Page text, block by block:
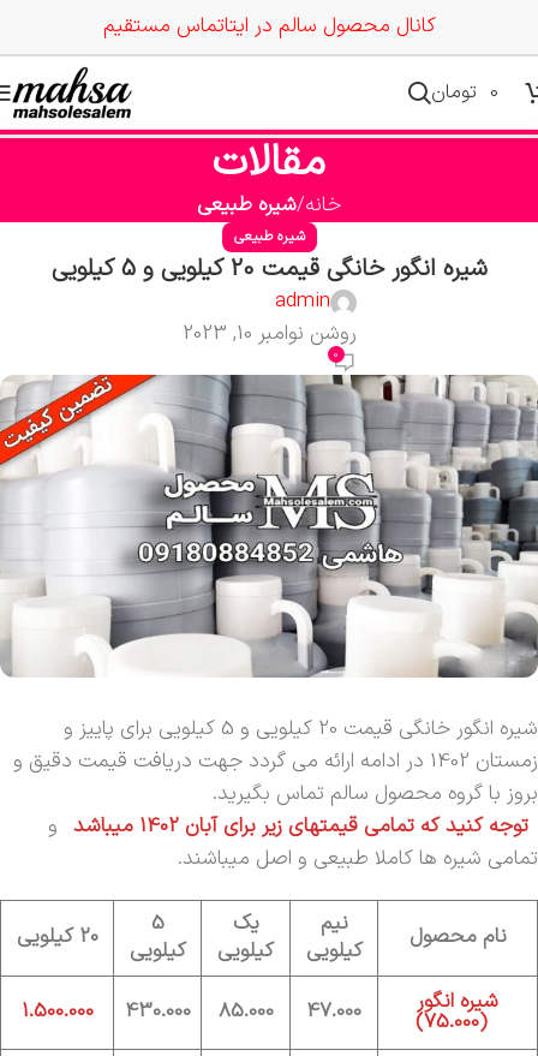
کانال محصول سالم در ایتاتماس مستقیم
0 تومان
مقالات
خانه شیره طبیعی
شیره طبیعی
شیره انگور خانگی قیمت 20 کیلویی و 5 کیلویی
admin
روشن نوامبر 10, 2023
0
شیره انگور خانگی قیمت 20 کیلویی و 5 کیلویی برای پاییز و
زمستان 1402 در ادامه ارائه می گردد جهت دریافت قیمت دقیق و
بروز با گروه محصول سالم تماس بگیرید.
توجه کنید که تمامی قیمتهای زیر برای آبان 1402 میباشد
و
تمامی شیره ها کاملا طبیعی و اصل میباشند.
نام محصول
نیم
کیلویی
یک
کیلویی
5
کیلویی
20 کیلویی
شیره انگور
(75.000)
47.000
85.000
430.000
1.500.000